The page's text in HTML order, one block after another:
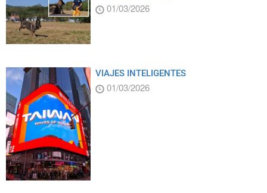
01/03/2026
VIAJES INTELIGENTES
01/03/2026